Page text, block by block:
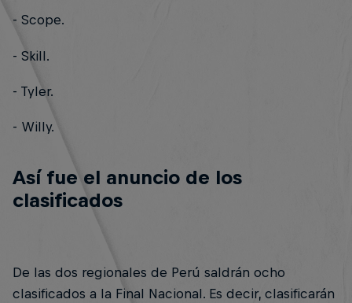
- Scope.
- Skill.
- Tyler.
- Willy.
Así fue el anuncio de los
clasificados
De las dos regionales de Perú saldrán ocho
clasificados a la Final Nacional. Es decir, clasificarán